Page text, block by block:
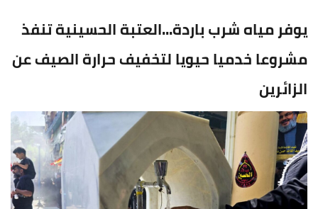
يوفر مياه شرب باردة...العتبة الحسينية تنفذ
مشروعا خدميا حيويا لتخفيف حرارة الصيف عن
الزائرين